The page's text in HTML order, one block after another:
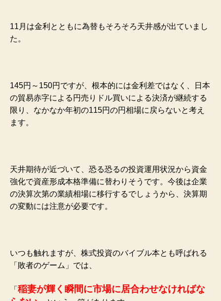
11月は金利とともに為替もそろそろ天井感が出ていまし
た。
145円～150円ですが、根本的には金利差ではなく、日本
の貿易赤字による円売りドル買いによる決済が継続する
限り、なかなか年初の115円の円相場に戻らないと考え
ます。
天井期待が近づいて、恐る恐るの投資運用状況から資金
強化で資産形成本格準備に替わりそうです。今後は企業
の決算次第の業績相場に移行するでしょうから、決算期
の変動には注意が必要です。
いつも触れますが、株式投資のバイブル本とも呼ばれる
「敗者のゲーム」では、
「 稲妻が輝く瞬間に市場に居合わせなければな